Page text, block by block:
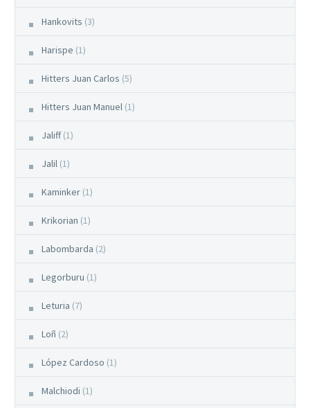
Hankovits (3)
Harispe (1)
Hitters Juan Carlos (5)
Hitters Juan Manuel (1)
Jaliff (1)
Jalil (1)
Kaminker (1)
Krikorian (1)
Labombarda (2)
Legorburu (1)
Leturia (7)
Loñ (2)
López Cardoso (1)
Malchiodi (1)